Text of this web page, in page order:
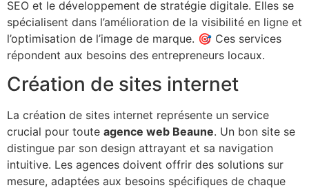
SEO et le développement de stratégie digitale. Elles se
spécialisent dans l’amélioration de la visibilité en ligne et
l’optimisation de l’image de marque. 🎯 Ces services
répondent aux besoins des entrepreneurs locaux.
Création de sites internet
La création de sites internet représente un service
crucial pour toute agence web Beaune. Un bon site se
distingue par son design attrayant et sa navigation
intuitive. Les agences doivent offrir des solutions sur
mesure, adaptées aux besoins spécifiques de chaque